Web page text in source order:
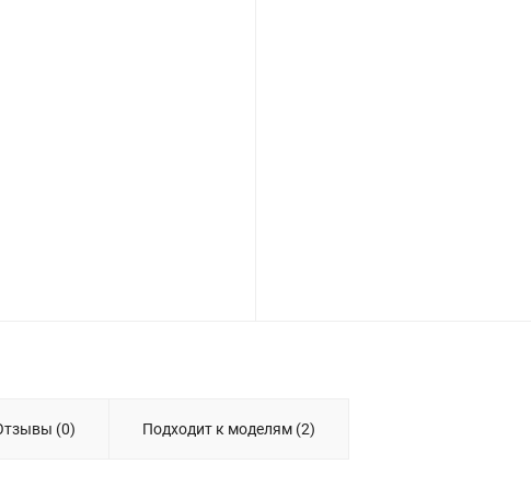
(0) Подходит к моделям (2)